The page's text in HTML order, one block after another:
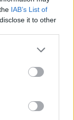
IAB’s List of
it to other
belüli